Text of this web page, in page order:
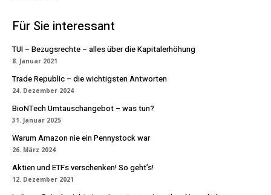
Für Sie interessant
TUI – Bezugsrechte – alles über die Kapitalerhöhung
8. Januar 2021
Trade Republic – die wichtigsten Antworten
24. Dezember 2024
BioNTech Umtauschangebot – was tun?
31. Januar 2025
Warum Amazon nie ein Pennystock war
26. März 2024
Aktien und ETFs verschenken! So geht’s!
12. Dezember 2021